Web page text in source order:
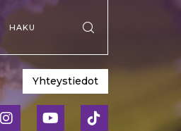
Hae sivustolta
Yhteystiedot